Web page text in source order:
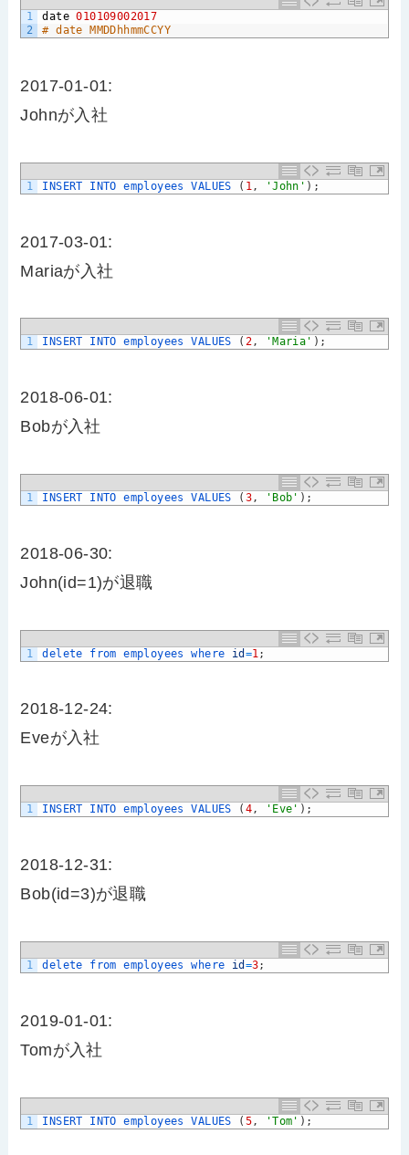
1
2
date 010109002017
# date MMDDhhmmCCYY
2017-01-01:
Johnが入社
1 INSERT INTO employees VALUES ( 1 , 'John' ) ;
2017-03-01:
Mariaが入社
1 INSERT INTO employees VALUES ( 2, 'Maria' ) ;
2018-06-01:
Bobが入社
1 INSERT INTO employees VALUES ( 3, 'Bob' ) ;
2018-06-30:
John(id=1)が退職
1 delete from employees where id =1 ;
2018-12-24:
Eveが入社
1 INSERT INTO employees VALUES ( 4, 'Eve' ) ;
2018-12-31:
Bob(id=3)が退職
1 delete from employees where id =3;
2019-01-01:
Tomが入社
1 INSERT INTO employees VALUES ( 5, 'Tom' ) ;